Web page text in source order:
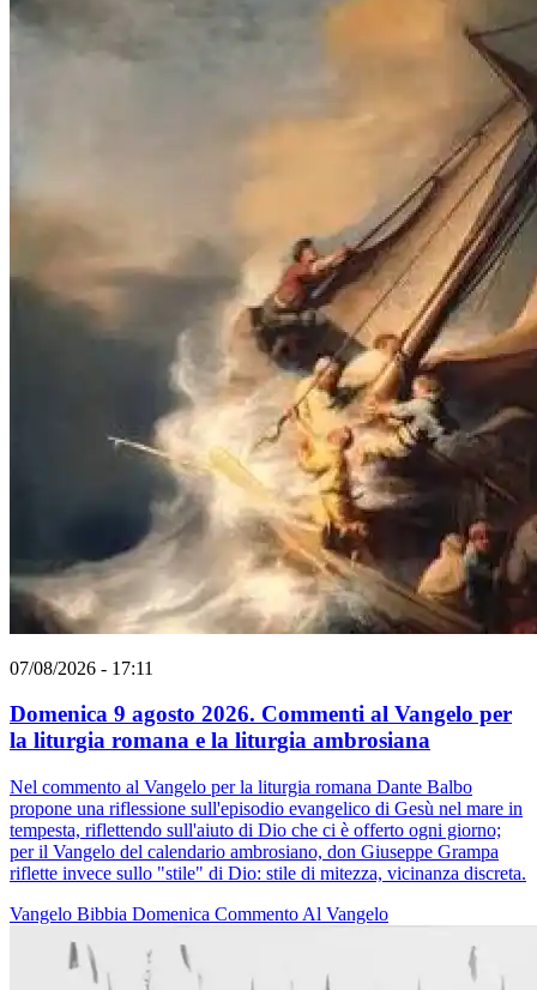
07/08/2026 - 17:11
Domenica 9 agosto 2026. Commenti al Vangelo per
la liturgia romana e la liturgia ambrosiana
Nel commento al Vangelo per la liturgia romana Dante Balbo
propone una riflessione sull'episodio evangelico di Gesù nel mare in
tempesta, riflettendo sull'aiuto di Dio che ci è offerto ogni giorno;
per il Vangelo del calendario ambrosiano, don Giuseppe Grampa
riflette invece sullo "stile" di Dio: stile di mitezza, vicinanza discreta.
Vangelo Bibbia Domenica Commento Al Vangelo